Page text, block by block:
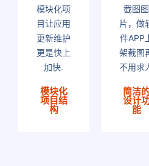
模块化项
目让应用
更新维护
更是快上
加快.
模块化
项目结
构
截图图
片，做
件APP
架截图
不用求
简洁
设计
能